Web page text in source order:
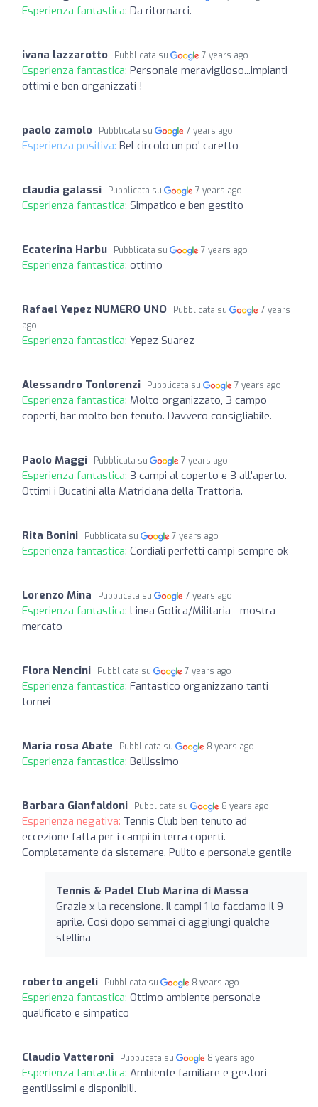
Esperienza fantastica: Da ritornarci.
ivana lazzarotto Pubblicata su 7 years ago
Esperienza fantastica: Personale meraviglioso...impianti
ottimi e ben organizzati !
paolo zamolo Pubblicata su 7 years ago
Esperienza positiva: Bel circolo un po' caretto
claudia galassi Pubblicata su 7 years ago
Esperienza fantastica: Simpatico e ben gestito
Ecaterina Harbu Pubblicata su 7 years ago
Esperienza fantastica: ottimo
Rafael Yepez NUMERO UNO Pubblicata su
7 years
ago
Esperienza fantastica: Yepez Suarez
Alessandro Tonlorenzi Pubblicata su 7 years ago
Esperienza fantastica: Molto organizzato, 3 campo
coperti, bar molto ben tenuto. Davvero consigliabile.
Paolo Maggi Pubblicata su 7 years ago
Esperienza fantastica: 3 campi al coperto e 3 all'aperto.
Ottimi i Bucatini alla Matriciana della Trattoria.
Rita Bonini Pubblicata su 7 years ago
Esperienza fantastica: Cordiali perfetti campi sempre ok
Lorenzo Mina Pubblicata su 7 years ago
Esperienza fantastica: Linea Gotica/Militaria - mostra
mercato
Flora Nencini Pubblicata su 7 years ago
Esperienza fantastica: Fantastico organizzano tanti
tornei
Maria rosa Abate Pubblicata su 8 years ago
Esperienza fantastica: Bellissimo
Barbara Gianfaldoni Pubblicata su 8 years ago
Esperienza negativa: Tennis Club ben tenuto ad
eccezione fatta per i campi in terra coperti.
Completamente da sistemare. Pulito e personale gentile
Tennis & Padel Club Marina di Massa
Grazie x la recensione. Il campi 1 lo facciamo il 9
aprile. Così dopo semmai ci aggiungi qualche
stellina
roberto angeli Pubblicata su 8 years ago
Esperienza fantastica: Ottimo ambiente personale
qualificato e simpatico
Claudio Vatteroni Pubblicata su 8 years ago
Esperienza fantastica: Ambiente familiare e gestori
gentilissimi e disponibili.